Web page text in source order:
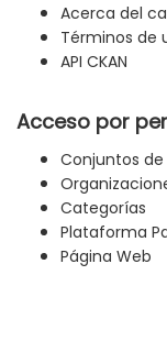
Acerca del
Términos de
API CKAN
Acceso por
Conjuntos
Categorías
Plataforma
Página Web